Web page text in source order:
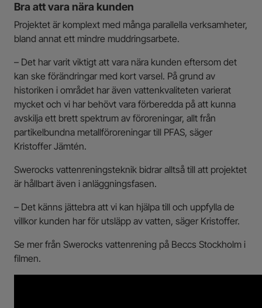
Bra att vara nära kunden
Projektet är komplext med många parallella verksamheter,
bland annat ett mindre muddringsarbete.
– Det har varit viktigt att vara nära kunden eftersom det
kan ske förändringar med kort varsel. På grund av
historiken i området har även vattenkvaliteten varierat
mycket och vi har behövt vara förberedda på att kunna
avskilja ett brett spektrum av föroreningar, allt från
partikelbundna metallföroreningar till PFAS, säger
Kristoffer Jämtén.
Swerocks vattenreningsteknik bidrar alltså till att projektet
är hållbart även i anläggningsfasen.
– Det känns jättebra att vi kan hjälpa till och uppfylla de
villkor kunden har för utsläpp av vatten, säger Kristoffer.
Se mer från Swerocks vattenrening på Beccs Stockholm i
filmen.